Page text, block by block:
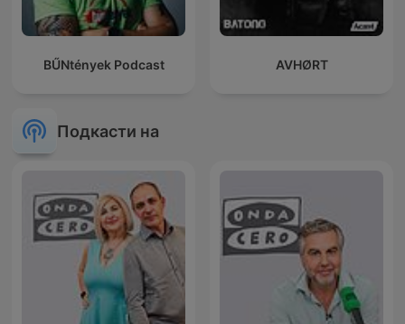
BŰNtények Podcast AVHØRT
Подкасти на